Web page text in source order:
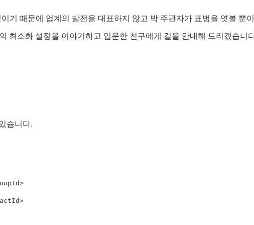
기 때문에 업계의 발전을 대표하지 않고 박 주관자가 표범을 엿볼 뿐
최소화 설정을 이야기하고 입문한 친구에게 길을 안내해 드리겠습니
습니다.